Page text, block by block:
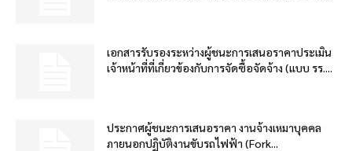
เอกสารรับรองระหว่างผู้ชนะการเสนอราคาประเมิน
เจ้าหน้าที่ที่เกี่ยวข้องกับการจัดซื้อจัดจ้าง (แบบ รร....
ประกาศผู้ชนะการเสนอราคา งานจ้างเหมาบุคคล
ภายนอกปฏิบัติงานขับรถไฟฟ้า (Fork...